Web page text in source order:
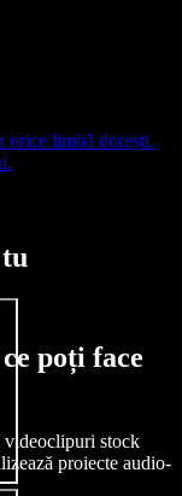
orice limbă dorești.
poți face
videoclipuri stock
proiecte audio-